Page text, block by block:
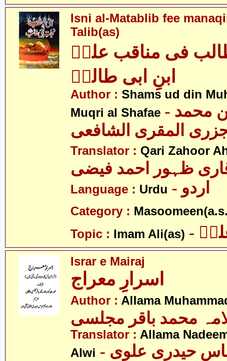
Isni al-Matablib fee
Talib(as)
فی مناقب علیؑ
ابنِ ابی طالبؑ
Author : Shams ud din
Muqri al Shafae - شمس الدین محمد
المقری الشافعی
Translator : Qari Zahoor
ظہور احمد فیضی
Language : Urdu - اردو
Category :
Topic : Imam Ali(as)
Israr e Mairaj
اسرارِ معراج
Author : Allama
محمد باقر مجلسی
Translator : Allama
Alwi
حیدری علوی